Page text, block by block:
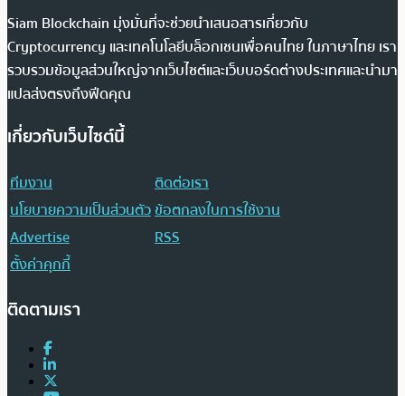
Siam Blockchain มุ่งมั่นที่จะช่วยนำเสนอสารเกี่ยวกับ
Cryptocurrency และเทคโนโลยีบล็อกเชนเพื่อคนไทย ในภาษาไทย เรา
รวบรวมข้อมูลส่วนใหญ่จากเว็บไซต์และเว็บบอร์ดต่างประเทศและนำมา
แปลส่งตรงถึงฟีดคุณ
เกี่ยวกับเว็บไซต์นี้
ทีมงาน
ติดต่อเรา
นโยบายความเป็นส่วนตัวข้อตกลงในการใช้งาน
Advertise
RSS
ตั้งค่าคุกกี้
ติดตามเรา